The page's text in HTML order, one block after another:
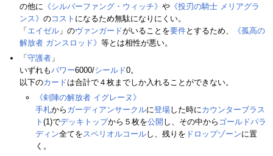
の他に 《シルバーファング・ウィッチ》 や 《投刃の騎士 メリアグラ
ンス》 のコスト になるため無駄になりにくい。
「 エイゼル 」のヴァンガードがいることを要件とするため、
《孤高の
解放者 ガンスロッド》 等とは相性が悪い。
「 守護者 」
いずれもパワー6000/シールド0。
以下のカードは合計で４枚までしか入れることができない。
《剣陣の解放者 イグレーヌ》
手札から ガーディアンサークルに登場した時にカウンターブラス
ト (1)でデッキトップから５枚を公開 し、その中から ゴールドパラ
ディン全てをスペリオルコールし、残りを ドロップゾーンに置
く。